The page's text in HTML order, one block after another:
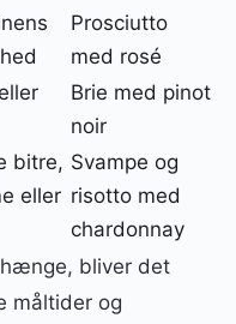
Prosciutto
med rosé
Brie med pinot
noir
bitre,
eller
Svampe og
risotto med
chardonnay
bliver det
måltider og